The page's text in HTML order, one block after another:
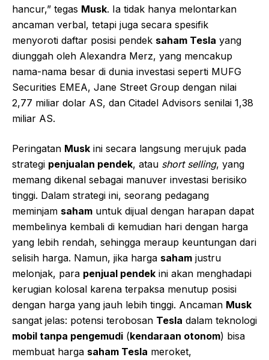
hancur,” tegas Musk. Ia tidak hanya melontarkan
ancaman verbal, tetapi juga secara spesifik
menyoroti daftar posisi pendek saham Tesla yang
diunggah oleh Alexandra Merz, yang mencakup
nama-nama besar di dunia investasi seperti MUFG
Securities EMEA, Jane Street Group dengan nilai
2,77 miliar dolar AS, dan Citadel Advisors senilai 1,38
miliar AS.
Peringatan Musk ini secara langsung merujuk pada
strategi penjualan pendek, atau short selling, yang
memang dikenal sebagai manuver investasi berisiko
tinggi. Dalam strategi ini, seorang pedagang
meminjam saham untuk dijual dengan harapan dapat
membelinya kembali di kemudian hari dengan harga
yang lebih rendah, sehingga meraup keuntungan dari
selisih harga. Namun, jika harga saham justru
melonjak, para penjual pendek ini akan menghadapi
kerugian kolosal karena terpaksa menutup posisi
dengan harga yang jauh lebih tinggi. Ancaman Musk
sangat jelas: potensi terobosan Tesla dalam teknologi
mobil tanpa pengemudi (kendaraan otonom) bisa
membuat harga saham Tesla meroket,